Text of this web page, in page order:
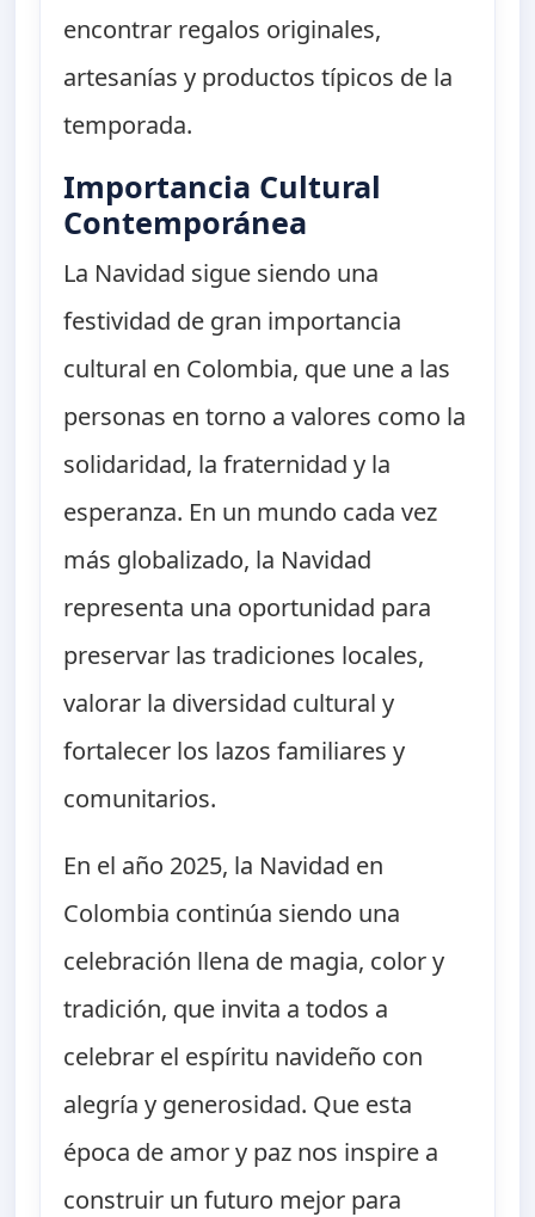
encontrar regalos originales,
artesanías y productos típicos de la
temporada.
Importancia Cultural
Contemporánea
La Navidad sigue siendo una
festividad de gran importancia
cultural en Colombia, que une a las
personas en torno a valores como la
solidaridad, la fraternidad y la
esperanza. En un mundo cada vez
más globalizado, la Navidad
representa una oportunidad para
preservar las tradiciones locales,
valorar la diversidad cultural y
fortalecer los lazos familiares y
comunitarios.
En el año 2025, la Navidad en
Colombia continúa siendo una
celebración llena de magia, color y
tradición, que invita a todos a
celebrar el espíritu navideño con
alegría y generosidad. Que esta
época de amor y paz nos inspire a
construir un futuro mejor para